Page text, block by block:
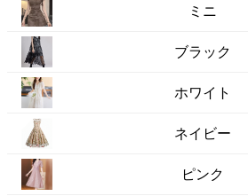
ミニ
ブラック
ホワイト
ネイビー
ピンク